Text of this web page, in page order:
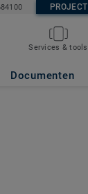
PROJECT
Services & tools
Documenten